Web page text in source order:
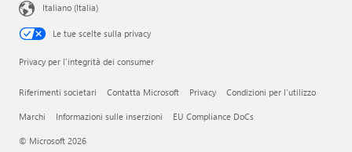
Italiano (Italia)
Le tue scelte sulla privacy
Privacy per l'integrità dei consumer
Riferimenti societari Contatta Microsoft Privacy Condizioni per l'utilizzo
Marchi Informazioni sulle inserzioni EU Compliance DoCs
© Microsoft 2026